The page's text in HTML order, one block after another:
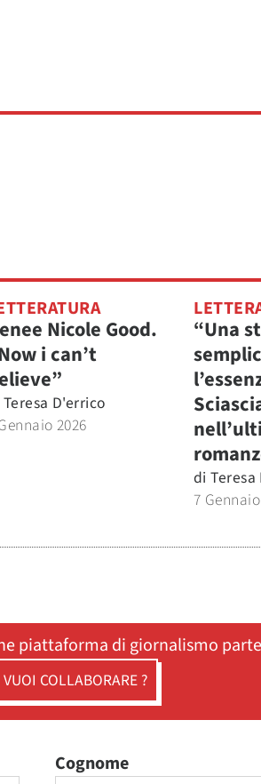
Nicole Good.
i can’t
Teresa D'errico
2026
“Una
di
7
piattaforma di giornalismo
VUOI COLLABORARE ?
Cognome